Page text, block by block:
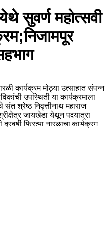
सुवर्ण महोत्सवी
कार्यक्रम मोठ्या उत्साहात संपन्न
उपस्थिती या कार्यक्रमाला
संत श्रेष्ठ निवृत्तीनाथ महाराज
जायखेडा येथून पदयात्रा
फिरत्या नारळाचा कार्यक्रम